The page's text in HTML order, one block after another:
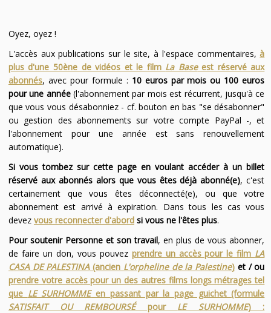
Oyez, oyez !
L'accès aux publications sur le site, à l'espace commentaires,à
plus d'une 50ène de vidéos et le film La Baseest réservé aux
abonnés, avec pour formule : 10 euros par mois ou 100 euros
pour une année(l'abonnement par mois est récurrent, jusqu'à ce
que vous vous désabonniez - cf. bouton en bas "se désabonner"
ou gestion des abonnements sur votre compte PayPal -, et
l'abonnement pour une année est sans renouvellement
automatique).
Si vous tombez sur cette page en voulant accéder à un billet
réservé aux abonnés alors que vous êtes déjà abonné(e), c'est
certainement que vous êtes déconnecté(e), ou que votre
abonnement est arrivé à expiration. Dans tous les cas vous
devez vous reconnecter d'abordsi vous ne l'êtes plus.
Pour soutenir Personne et son travail, en plus de vous abonner,
de faire un don, vous pouvez prendre un accès pour le film LA
CASA DE PALESTINA(ancien L'orpheline de la Palestine) et / ou
prendre votre accès pour un des autres films longs métrages tel
que LE SURHOMMEen passant par la page guichet (formule
SATISFAIT OU REMBOURSÉpour LE SURHOMME) :